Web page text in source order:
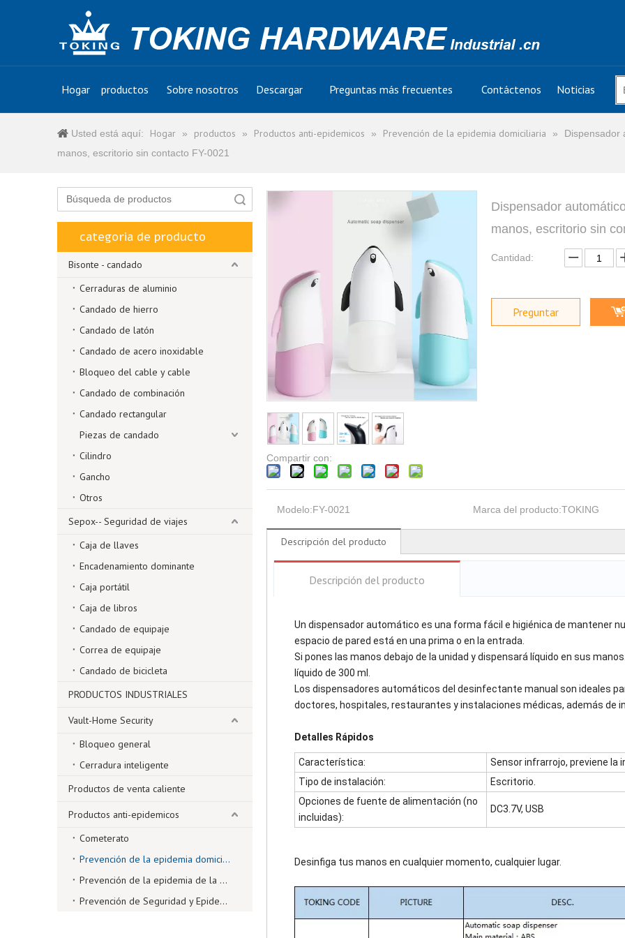
Hogar productos Sobre nosotros Descargar Preguntas más frecuentes Contáctenos Noticias
Usted está aquí: Hogar » productos » Productos anti-epidemicos » Prevención de la epidemia domiciliaria »
Dispensador
manos, escritorio sin contacto FY-0021
categoria de producto
Bisonte - candado
Cerraduras de aluminio
Candado de hierro
Candado de latón
Candado de acero inoxidable
Bloqueo del cable y cable
Candado de combinación
Candado rectangular
Piezas de candado
Cilindro
Gancho
Otros
Sepox-- Seguridad de viajes
Caja de llaves
Encadenamiento dominante
Caja portátil
Caja de libros
Candado de equipaje
Correa de equipaje
Candado de bicicleta
PRODUCTOS INDUSTRIALES
Vault-Home Security
Bloqueo general
Cerradura inteligente
Productos de venta caliente
Productos anti-epidemicos
Cometerato
Prevención de la epidemia domiciliaria
Prevención de la epidemia de la oficina
Prevención de Seguridad y Epidemia
Compartir con:
Dispensador
manos, escritorio sin
Cantidad:
Preguntar
Modelo:FY-0021 Marca del producto:TOKING
Descripción del producto
Descripción del producto
Un dispensador automático es una forma fácil e higiénica de mantener
espacio de pared está en una prima o en la entrada.
Si pones las manos debajo de la unidad y dispensará líquido en sus
líquido de 300 ml.
Los dispensadores automáticos del desinfectante manual son ideales
doctores, hospitales, restaurantes y instalaciones médicas, además de
Detalles Rápidos
Característica:
Sensor infrarrojo, previene la
Tipo de instalación:
Escritorio.
Opciones de fuente de alimentación (no
incluidas):
DC3.7V, USB
Desinfiga tus manos en cualquier momento, cualquier lugar.